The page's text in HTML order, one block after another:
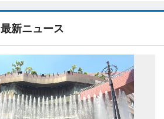
最新ニュース